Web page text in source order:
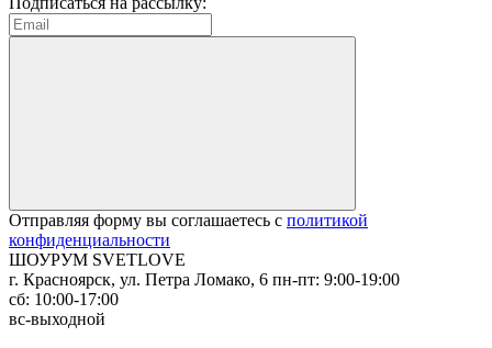
Отправляя форму вы соглашаетесь с политикой
конфиденциальности
ШОУРУМ SVETLOVE
г. Красноярск, ул. Петра Ломако, 6 пн-пт: 9:00-19:00
сб: 10:00-17:00
вс-выходной